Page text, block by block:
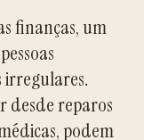
finanças, um
irregulares.
desde reparos
podem